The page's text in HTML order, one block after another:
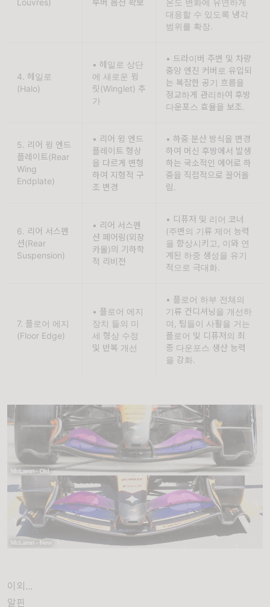
Louvres)
온도 변화에 유연하게
대응할 수 있도록 냉각
범위를 확장.
4. 헤일로
(Halo)
• 헤일로 상단
에 새로운 윙
릿(Winglet) 추
가
• 드라이버 주변 및 차량
중앙 엔진 커버로 유입되
는 복잡한 공기 흐름을
정교하게 관리하여 후방
다운포스 효율을 보조.
5. 리어 윙 엔드
플레이트(Rear
Wing
Endplate)
• 리어 윙 엔드
플레이트 형상
을 다르게 변형
하여 지형적 구
조 변경
• 하중 분산 방식을 변경
하여 머신 후방에서 발생
하는 국소적인 에어로 하
중을 직접적으로 끌어올
림.
6. 리어 서스펜
션(Rear
Suspension)
• 리어 서스펜
션 페어링(외장
카울)의 기하학
적 리비전
• 디퓨저 및 리어 코너
(주변의 기류 제어 능력
을 향상시키고, 이와 연
계된 하중 생성을 유기
적으로 극대화.
7. 플로어 에지
(Floor Edge)
• 플로어 에지
장치 들의 미
세 형상 수정
및 반복 개선
• 플로어 하부 전체의
기류 컨디셔닝을 개선하
여, 팀들이 사활을 거는
플로어 및 디퓨저의 최
종 다운포스 생산 능력
을 강화.
이외...
알핀